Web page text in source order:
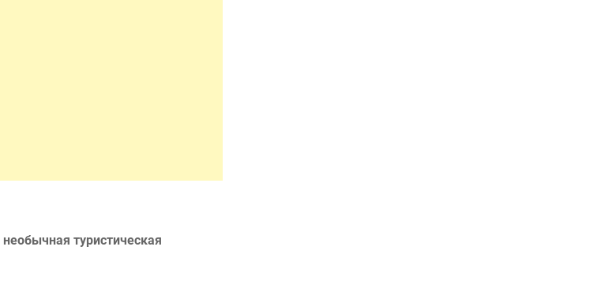
необычная туристическая